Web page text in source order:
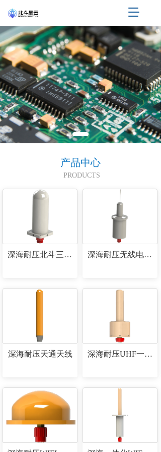
T
g
g
l
e
n
a
v
i
g
a
t
i
产品中心
PRODUCTS
深海耐压北斗三代定位通信设备 深海耐压无线电/频闪灯一体化设备
深海耐压天通天线 深海耐压UHF一体化设备